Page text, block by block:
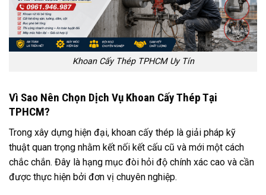
Khoan Cấy Thép TPHCM Uy Tín
Vì Sao Nên Chọn Dịch Vụ Khoan Cấy Thép Tại
TPHCM?
Trong xây dựng hiện đại, khoan cấy thép là giải pháp kỹ
thuật quan trọng nhằm kết nối kết cấu cũ và mới một cách
chắc chắn. Đây là hạng mục đòi hỏi độ chính xác cao và cần
được thực hiện bởi đơn vị chuyên nghiệp.